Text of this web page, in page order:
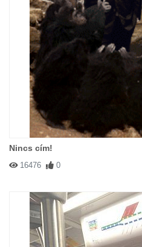
Nincs cím!
16476 0